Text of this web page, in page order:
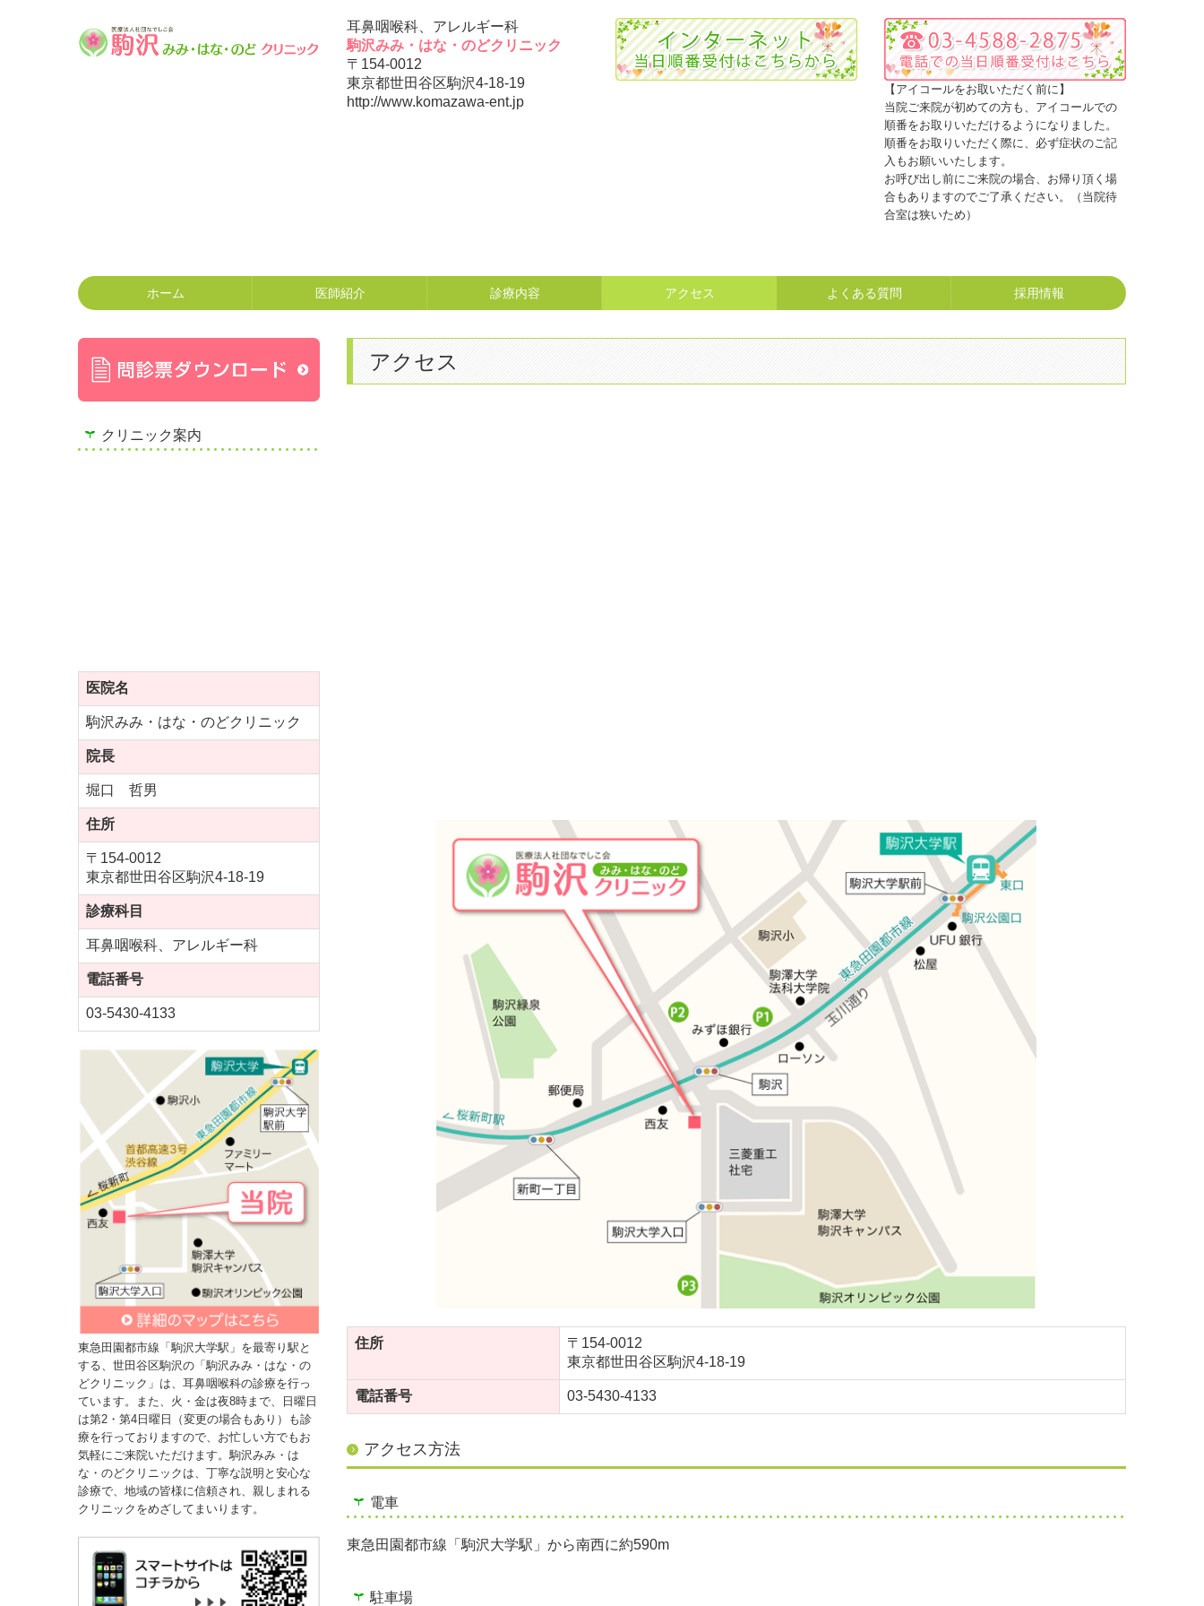
耳鼻咽喉科、アレルギー科
駒沢みみ・はな・のどクリニック
〒154-0012
東京都世田谷区駒沢4-18-19
http://www.komazawa-ent.jp
【アイコールをお取いただく前に】
当院ご来院が初めての方も、アイコールでの
順番をお取りいただけるようになりました。
順番をお取りいただく際に、必ず症状のご記
入もお願いいたします。
お呼び出し前にご来院の場合、お帰り頂く場
合もありますのでご了承ください。（当院待
合室は狭いため）
ホーム 医師紹介 診療内容 アクセス よくある質問 採用情報
クリニック案内
医院名
駒沢みみ・はな・のどクリニック
院長
堀口 哲男
住所
〒154-0012
東京都世田谷区駒沢4-18-19
診療科目
耳鼻咽喉科、アレルギー科
電話番号
03-5430-4133
東急田園都市線「駒沢大学駅」を最寄り駅と
する、世田谷区駒沢の「駒沢みみ・はな・の
どクリニック」は、耳鼻咽喉科の診療を行っ
ています。また、火・金は夜8時まで、日曜日
は第2・第4日曜日（変更の場合もあり）も診
療を行っておりますので、お忙しい方でもお
気軽にご来院いただけます。駒沢みみ・は
な・のどクリニックは、丁寧な説明と安心な
診療で、地域の皆様に信頼され、親しまれる
クリニックをめざしてまいります。
アクセス
住所
〒154-0012
東京都世田谷区駒沢4-18-19
電話番号 03-5430-4133
アクセス方法
電車
東急田園都市線「駒沢大学駅」から南西に約590m
駐車場